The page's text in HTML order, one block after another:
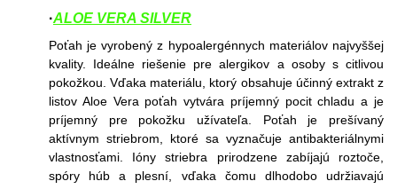
·ALOE VERA SILVER
Poťah je vyrobený z hypoalergénnych materiálov najvyššej
kvality. Ideálne riešenie pre alergikov a osoby s citlivou
pokožkou. Vďaka materiálu, ktorý obsahuje účinný extrakt z
listov Aloe Vera poťah vytvára príjemný pocit chladu a je
príjemný pre pokožku užívateľa. Poťah je prešívaný
aktívnym striebrom, ktoré sa vyznačuje antibakteriálnymi
vlastnosťami. Ióny striebra prirodzene zabíjajú roztoče,
spóry húb a plesní, vďaka čomu dlhodobo udržiavajú